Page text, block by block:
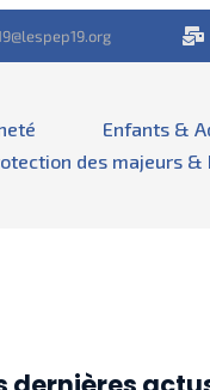
Enfants &
des majeurs &